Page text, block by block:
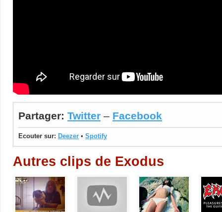
Partager: Twitter – Facebook
Ecouter sur: Deezer • Spotify
Autres clips de Exodus